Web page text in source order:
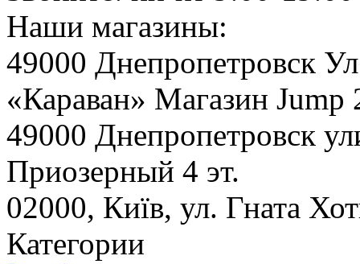
Наши магазины:
49000 Днепропетровск
«Караван» Магазин Jump
49000 Днепропетровск
Приозерный 4 эт.
02000, Київ, ул. Гната
Категории